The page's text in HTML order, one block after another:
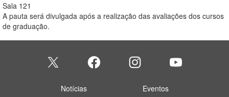
Sala 121
A pauta será divulgada após a realização das avaliações dos cursos
de graduação.
Notícias Eventos